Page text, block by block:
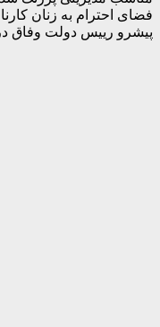
فضای احترام به زنان
پیشرو رییس دولت وفاق